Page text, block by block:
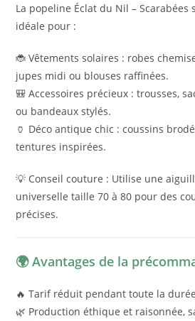
La popeline Éclat du Nil –
idéale pour :
🐞 Vêtements solaires : robes
jupes midi ou blouses raffinées.
🎒 Accessoires précieux : trousses,
ou bandeaux stylés.
🏺 Déco antique chic : coussins
tentures inspirées.
💡 Conseil couture : Utilise une
universelle taille 70 à 80 pour des
précises.
🌍 Avantages de la
🔥 Tarif réduit pendant toute la
🌿 Production éthique et raisonnée,